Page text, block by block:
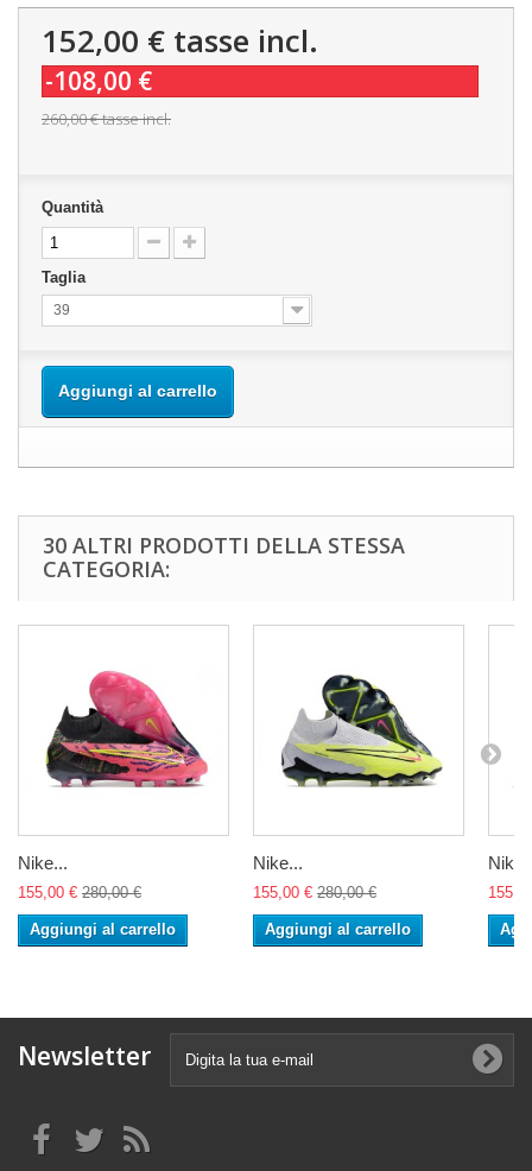
152,00 € tasse incl.
-108,00 €
260,00 €tasse incl.
Quantità
Taglia
39
Aggiungi al carrello
30 ALTRI PRODOTTI DELLA STESSA
CATEGORIA:
Nike...
155,00 € 280,00 €
Aggiungi al carrello
Nike...
155,00 € 280,00 €
Aggiungi al carrello
Newsletter